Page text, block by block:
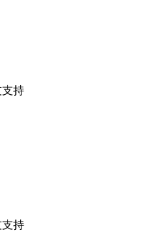
持
持